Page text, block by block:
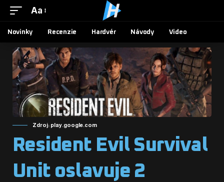
Aa
Novinky Recenzie Hardvér Návody Video
Zdroj: play.google.com
Resident Evil Survival
Unit oslavuje 2